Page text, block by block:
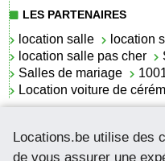
Locations.be utilise des
de vous assurer une
LES PARTENAIRES
location salle
location
location salle pas cher
Salles de mariage
Location voiture de
La location de lettrage
La salle de réception